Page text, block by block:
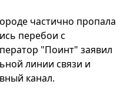
частично пропала
перебои с
"Поинт" заявил
линии связи и
канал.